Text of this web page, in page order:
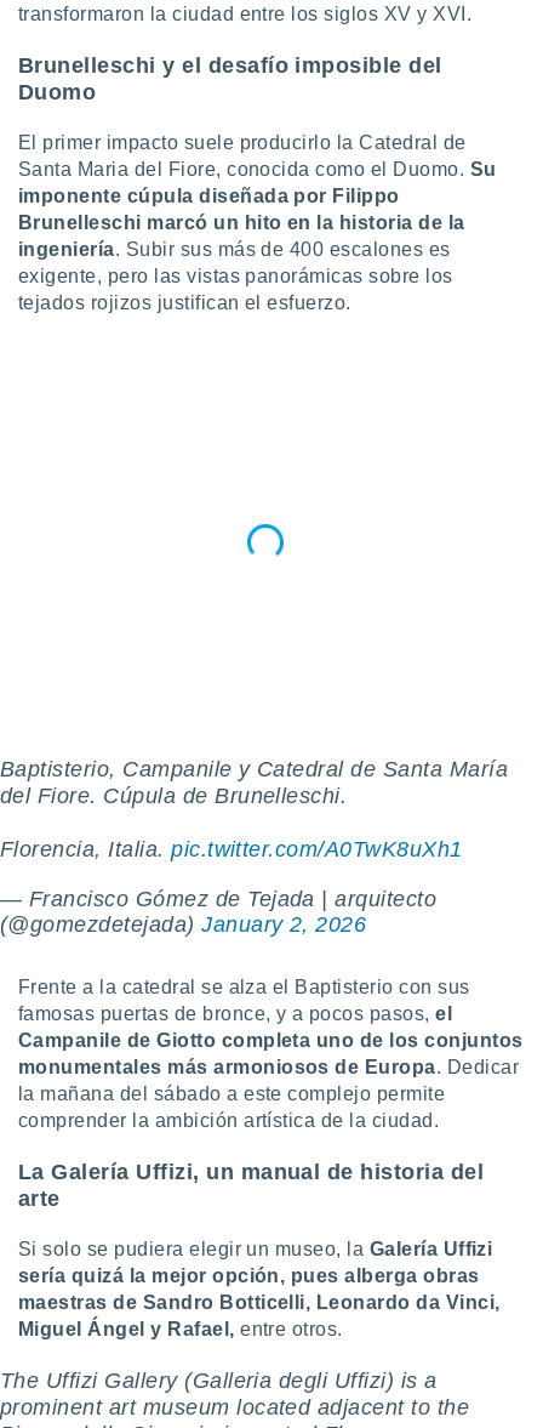
similares
como
este sitio
de
posible
traten tus
en
a lo que
Para
un
o acceder
datos
utilizar
crear un
uso de
la
medir el
el
del
de
o a través
de
uso de
con el
transformaron la ciudad entre los siglos XV y XVI.
Brunelleschi y el desafío imposible del
Duomo
El primer impacto suele producirlo la Catedral de
Santa Maria del Fiore, conocida como el Duomo. Su
imponente cúpula diseñada por Filippo
Brunelleschi marcó un hito en la historia de la
ingeniería. Subir sus más de 400 escalones es
exigente, pero las vistas panorámicas sobre los
tejados rojizos justifican el esfuerzo.
Baptisterio, Campanile y Catedral de Santa María
del Fiore. Cúpula de Brunelleschi.
Florencia, Italia.pic.twitter.com/A0TwK8uXh1
— Francisco Gómez de Tejada | arquitecto
(@gomezdetejada)January 2, 2026
Frente a la catedral se alza el Baptisterio con sus
famosas puertas de bronce, y a pocos pasos,el
Campanile de Giotto completa uno de los conjuntos
monumentales más armoniosos de Europa. Dedicar
la mañana del sábado a este complejo permite
comprender la ambición artística de la ciudad.
La Galería Uffizi, un manual de historia del
arte
Si solo se pudiera elegir un museo, la Galería Uffizi
sería quizá la mejor opción, pues alberga obras
maestras de Sandro Botticelli, Leonardo da Vinci,
Miguel Ángel y Rafael, entre otros.
The Uffizi Gallery (Galleria degli Uffizi) is a
prominent art museum located adjacent to the